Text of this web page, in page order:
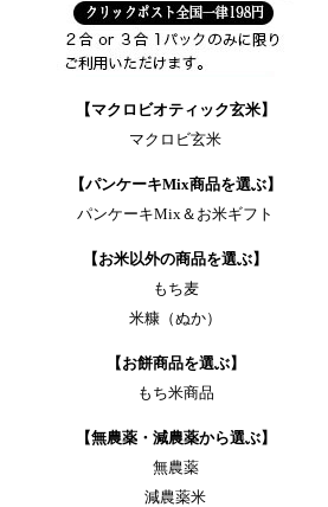
【マクロビオティック玄米】
マクロビ玄米
【パンケーキMix商品を選ぶ】
パンケーキMix＆お米ギフト
【お米以外の商品を選ぶ】
もち麦
米糠（ぬか）
【お餅商品を選ぶ】
もち米商品
【無農薬・減農薬から選ぶ】
無農薬
減農薬米